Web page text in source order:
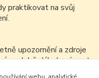
praktikovat na svůj
upozornění a zdroje
podobě dále kopírovat
webu, analytické